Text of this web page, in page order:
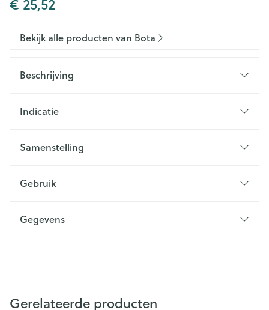
Bekijk alle producten van Bota
Beschrijving
Indicatie
Samenstelling
Gebruik
Gegevens
Gerelateerde producten